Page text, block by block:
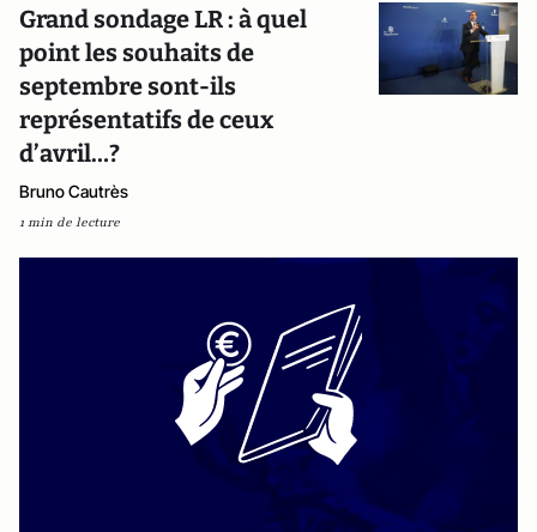
Grand sondage LR : à quel
point les souhaits de
septembre sont-ils
représentatifs de ceux
d’avril…?
Bruno Cautrès
1 min de lecture